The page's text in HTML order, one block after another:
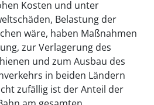
Kosten und unter
Belastung der
wäre, haben Maßnahmen
zur Verlagerung des
und zum Ausbau des
in beiden Ländern
zufällig ist der Anteil der